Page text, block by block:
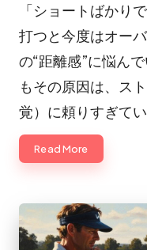
「ショートばかり
打つと今度はオー
の“距離感”に悩ん
もその原因は、ス
覚）に頼りすぎて
Read More